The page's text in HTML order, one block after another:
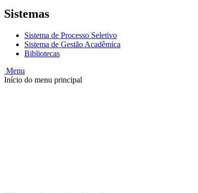
Sistemas
Sistema de Processo Seletivo
Sistema de Gestão Acadêmica
Bibliotecas
Menu
Início do menu principal